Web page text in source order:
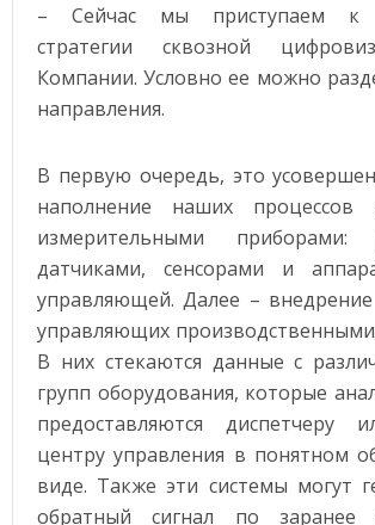
– Сейчас мы приступаем к
стратегии сквозной
Компании. Условно ее можно
направления.
В первую очередь, это
наполнение наших процессов
измерительными приборами:
датчиками, сенсорами и
управляющей. Далее – внедрение
управляющих
В них стекаются данные с
групп оборудования, которые
предоставляются диспетчеру
центру управления в понятном
виде. Также эти системы могут
обратный сигнал по заранее